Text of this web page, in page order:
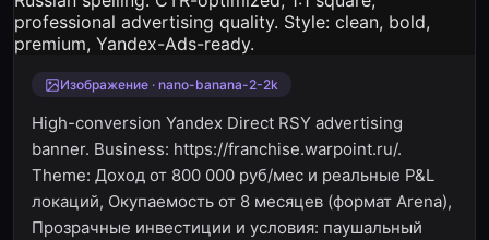
Изображение · nano-banana-2-2k
High-conversion Yandex Direct RSY advertising
banner. Business: https://franchise.warpoint.ru/.
Theme: Доход от 800 000 руб/мес и реальные P&L
локаций, Окупаемость от 8 месяцев (формат Arena),
Прозрачные инвестиции и условия: паушальный